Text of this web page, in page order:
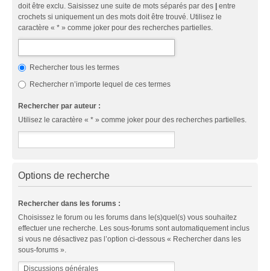
doit être exclu. Saisissez une suite de mots séparés par des | entre
crochets si uniquement un des mots doit être trouvé. Utilisez le
caractère « * » comme joker pour des recherches partielles.
Rechercher tous les termes
Rechercher n’importe lequel de ces termes
Rechercher par auteur :
Utilisez le caractère « * » comme joker pour des recherches partielles.
Options de recherche
Rechercher dans les forums :
Choisissez le forum ou les forums dans le(s)quel(s) vous souhaitez
effectuer une recherche. Les sous-forums sont automatiquement inclus
si vous ne désactivez pas l’option ci-dessous « Rechercher dans les
sous-forums ».